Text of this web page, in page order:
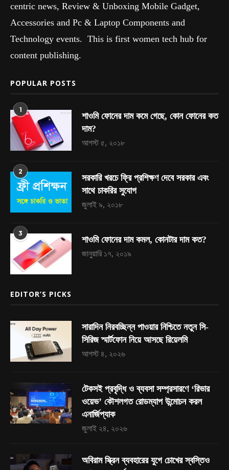
centric news, Review & Unboxing Mobile Gadget,
Accessories and Pc & Laptop Components and
Technology events. This is first women tech hub for
content publishing.
POPULAR POSTS
1
শাওমি ফোনের দাম কমে গেছে, কোন ফোনের কত
দাম?
আগস্ট ৫, ২০১৮
2
সরকারি খরচে ফ্রি প্রশিক্ষণ দেবে সরকার এবং
সাথে চাকরির সুযোগ
জুলাই ৯, ২০১৮
3
শাওমি ফোনের দাম কমল, কোনটার দাম কত?
জানুয়ারি ১৭, ২০১৯
EDITOR’S PICKS
সারাদিন নিরবচ্ছিন্ন পাওয়ার নিশ্চিতে নতুন সি-
সিরিজ স্মার্টফোন নিয়ে আসছে রিয়েলমি
আগস্ট ৪, ২০২৬
টেকসই প্রবৃদ্ধি ও ব্যবসা সম্প্রসারণে ‘রিভার
ওয়েভ’ কৌশলগত রোডম্যাপ উন্মোচন করল
এনার্জিপ্যাক
জুলাই ২৪, ২০২৬
অবিরাম স্ক্রিন ব্যবহারের যুগে চোখের স্বস্তিও